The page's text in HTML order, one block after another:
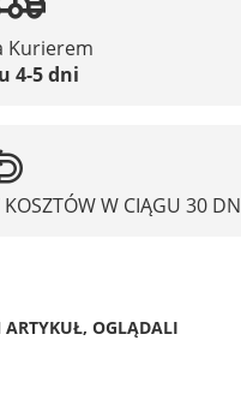
Kurierem
4-5 dni
KOSZTÓW W CIĄGU 30
OGLĄDALI